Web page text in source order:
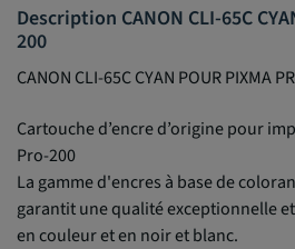
Description CANON CLI-65C
200
CANON CLI-65C CYAN POUR PIXMA
Cartouche d’encre d’origine pour
Pro-200
La gamme d'encres à base de
garantit une qualité exceptionnelle
en couleur et en noir et blanc.